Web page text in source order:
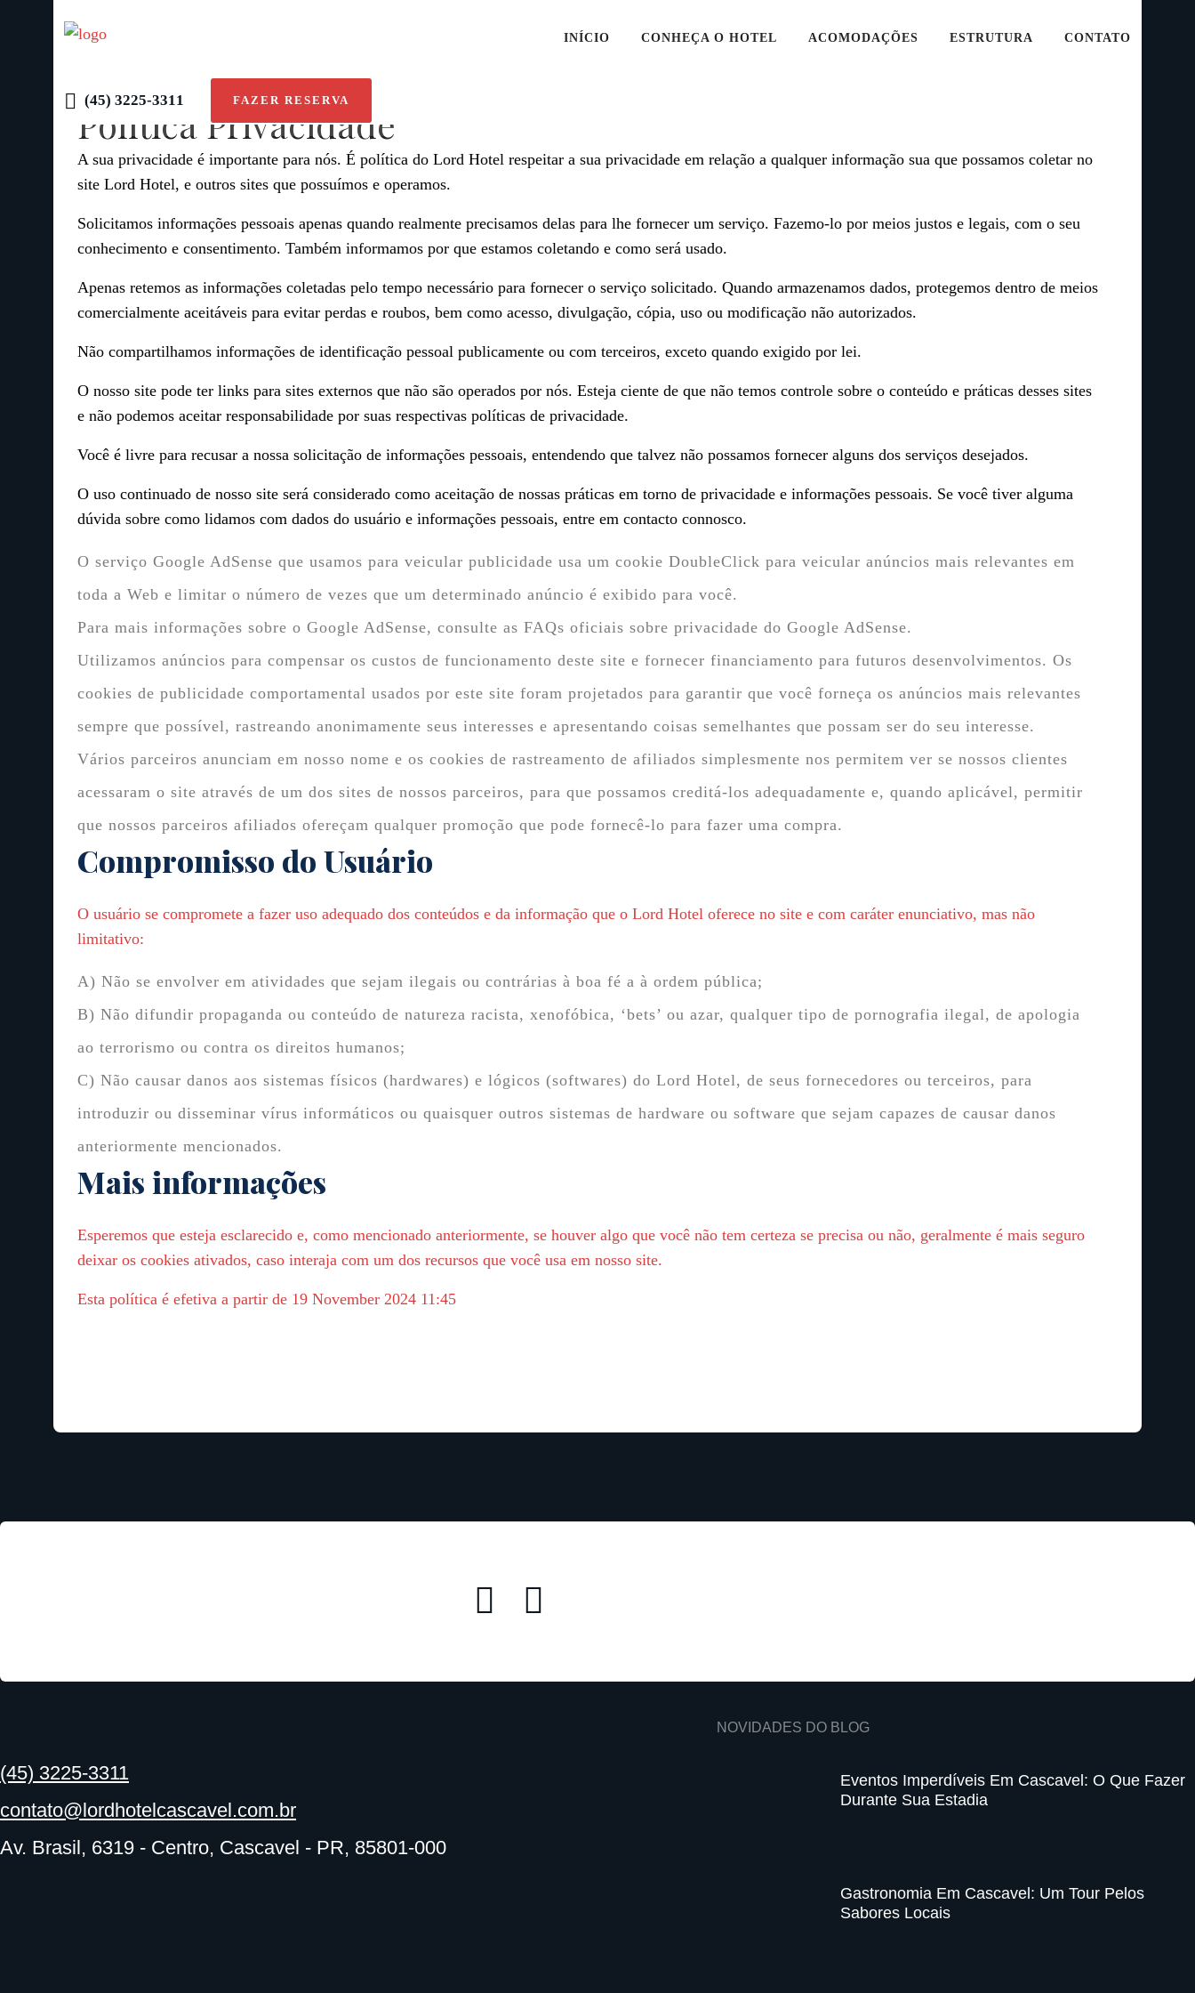
INÍCIO CONHEÇA O HOTEL ACOMODAÇÕES ESTRUTURA CONTATO
(45) 3225-3311 FAZER RESERVA
Política Privacidade
A sua privacidade é importante para nós. É política do Lord Hotel respeitar a sua privacidade em relação a qualquer informação sua que possamos coletar no
site Lord Hotel, e outros sites que possuímos e operamos.
Solicitamos informações pessoais apenas quando realmente precisamos delas para lhe fornecer um serviço. Fazemo-lo por meios justos e legais, com o seu
conhecimento e consentimento. Também informamos por que estamos coletando e como será usado.
Apenas retemos as informações coletadas pelo tempo necessário para fornecer o serviço solicitado. Quando armazenamos dados, protegemos dentro de meios
comercialmente aceitáveis ​​para evitar perdas e roubos, bem como acesso, divulgação, cópia, uso ou modificação não autorizados.
Não compartilhamos informações de identificação pessoal publicamente ou com terceiros, exceto quando exigido por lei.
O nosso site pode ter links para sites externos que não são operados por nós. Esteja ciente de que não temos controle sobre o conteúdo e práticas desses sites
e não podemos aceitar responsabilidade por suas respectivas políticas de privacidade.
Você é livre para recusar a nossa solicitação de informações pessoais, entendendo que talvez não possamos fornecer alguns dos serviços desejados.
O uso continuado de nosso site será considerado como aceitação de nossas práticas em torno de privacidade e informações pessoais. Se você tiver alguma
dúvida sobre como lidamos com dados do usuário e informações pessoais, entre em contacto connosco.
O serviço Google AdSense que usamos para veicular publicidade usa um cookie DoubleClick para veicular anúncios mais relevantes em
toda a Web e limitar o número de vezes que um determinado anúncio é exibido para você.
Para mais informações sobre o Google AdSense, consulte as FAQs oficiais sobre privacidade do Google AdSense.
Utilizamos anúncios para compensar os custos de funcionamento deste site e fornecer financiamento para futuros desenvolvimentos. Os
cookies de publicidade comportamental usados ​​por este site foram projetados para garantir que você forneça os anúncios mais relevantes
sempre que possível, rastreando anonimamente seus interesses e apresentando coisas semelhantes que possam ser do seu interesse.
Vários parceiros anunciam em nosso nome e os cookies de rastreamento de afiliados simplesmente nos permitem ver se nossos clientes
acessaram o site através de um dos sites de nossos parceiros, para que possamos creditá-los adequadamente e, quando aplicável, permitir
que nossos parceiros afiliados ofereçam qualquer promoção que pode fornecê-lo para fazer uma compra.
Compromisso do Usuário
O usuário se compromete a fazer uso adequado dos conteúdos e da informação que o Lord Hotel oferece no site e com caráter enunciativo, mas não
limitativo:
A) Não se envolver em atividades que sejam ilegais ou contrárias à boa fé a à ordem pública;
B) Não difundir propaganda ou conteúdo de natureza racista, xenofóbica, ‘bets’ ou azar, qualquer tipo de pornografia ilegal, de apologia
ao terrorismo ou contra os direitos humanos;
C) Não causar danos aos sistemas físicos (hardwares) e lógicos (softwares) do Lord Hotel, de seus fornecedores ou terceiros, para
introduzir ou disseminar vírus informáticos ou quaisquer outros sistemas de hardware ou software que sejam capazes de causar danos
anteriormente mencionados.
Mais informações
Esperemos que esteja esclarecido e, como mencionado anteriormente, se houver algo que você não tem certeza se precisa ou não, geralmente é mais seguro
deixar os cookies ativados, caso interaja com um dos recursos que você usa em nosso site.
Esta política é efetiva a partir de 19 November 2024 11:45
(45) 3225-3311
contato@lordhotelcascavel.com.br
Av. Brasil, 6319 - Centro, Cascavel - PR, 85801-000
NOVIDADES DO BLOG
Eventos Imperdíveis Em Cascavel: O Que Fazer
Durante Sua Estadia
Gastronomia Em Cascavel: Um Tour Pelos
Sabores Locais